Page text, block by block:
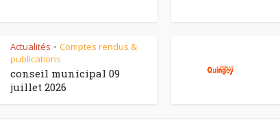
Actualités • Comptes rendus &
publications
conseil municipal 09
juillet 2026